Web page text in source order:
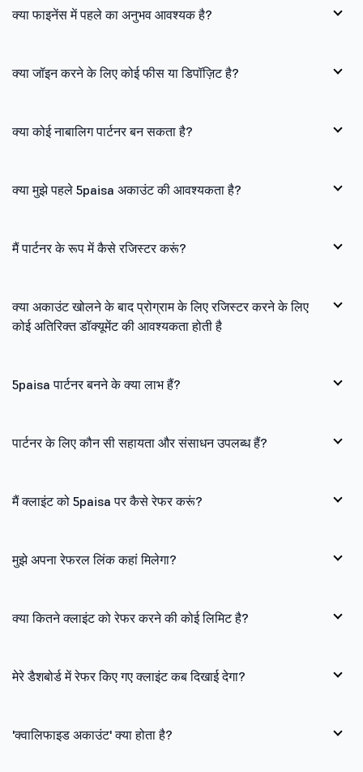
क्या फाइनेंस में पहले का अनुभव आवश्यक है?
क्या जॉइन करने के लिए कोई फीस या डिपॉज़िट है?
क्या कोई नाबालिग पार्टनर बन सकता है?
क्या मुझे पहले 5paisa अकाउंट की आवश्यकता है?
मैं पार्टनर के रूप में कैसे रजिस्टर करूं?
क्या अकाउंट खोलने के बाद प्रोग्राम के लिए रजिस्टर करने के लिए
कोई अतिरिक्त डॉक्यूमेंट की आवश्यकता होती है
5paisa पार्टनर बनने के क्या लाभ हैं?
पार्टनर के लिए कौन सी सहायता और संसाधन उपलब्ध हैं?
मैं क्लाइंट को 5paisa पर कैसे रेफर करूं?
मुझे अपना रेफरल लिंक कहां मिलेगा?
क्या कितने क्लाइंट को रेफर करने की कोई लिमिट है?
मेरे डैशबोर्ड में रेफर किए गए क्लाइंट कब दिखाई देगा?
'क्वालिफाइड अकाउंट' क्या होता है?